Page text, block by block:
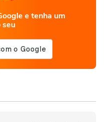
e tenha um
seu